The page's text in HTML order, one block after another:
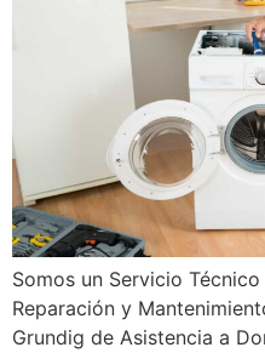
Somos un Servicio
Reparación y
Grundig de Asistencia a